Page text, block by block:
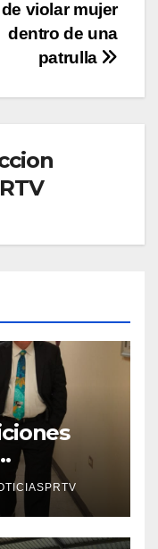
de violar mujer
dentro de una
patrulla